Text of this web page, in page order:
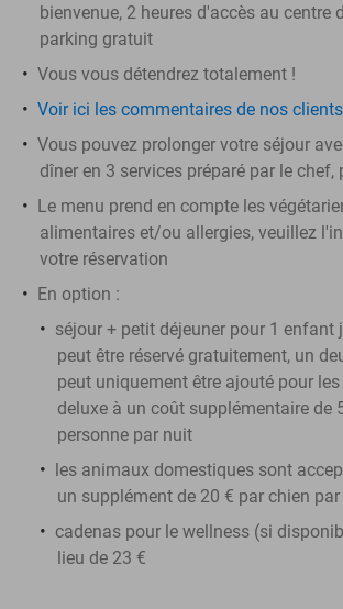
bienvenue, 2 heures d'accès au centre
parking gratuit
Vous vous détendrez totalement !
Voir ici les commentaires de nos clients
Vous pouvez prolonger votre séjour
dîner en 3 services préparé par le chef,
Le menu prend en compte les
alimentaires et/ou allergies, veuillez
votre réservation
En option :
séjour + petit déjeuner pour 1 enfant
peut être réservé gratuitement, un
peut uniquement être ajouté pour
deluxe à un coût supplémentaire de
personne par nuit
les animaux domestiques sont
un supplément de 20 € par chien
cadenas pour le wellness (si
lieu de 23 €